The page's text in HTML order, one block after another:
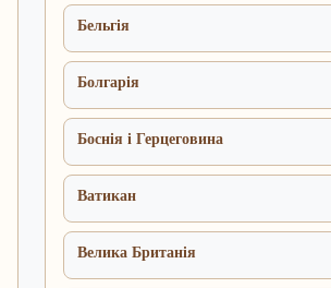
Бельгія
Болгарія
Боснія і Герцеговина
Ватикан
Велика Британія